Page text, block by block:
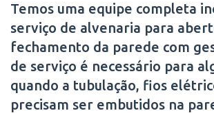
Temos uma equipe completa
serviço de alvenaria para
fechamento da parede com
de serviço é necessário para
quando a tubulação, fios
precisam ser embutidos na